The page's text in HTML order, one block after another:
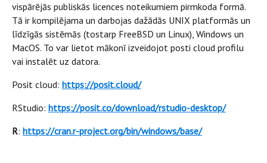
vispārējās publiskās licences noteikumiem pirmkoda formā.
Tā ir kompilējama un darbojas dažādās UNIX platformās un
līdzīgās sistēmās (tostarp FreeBSD un Linux), Windows un
MacOS. To var lietot mākonī izveidojot posti cloud profilu
vai instalēt uz datora.
Posit cloud: https://posit.cloud/
RStudio: https://posit.co/download/rstudio-desktop/
R: https://cran.r-project.org/bin/windows/base/